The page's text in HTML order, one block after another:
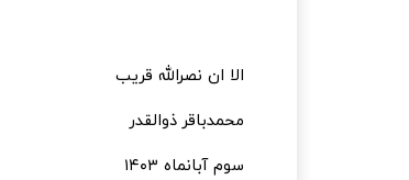
الا ان نصرالله قریب
محمدباقر ذوالقدر
سوم آبانماه ۱۴۰۳